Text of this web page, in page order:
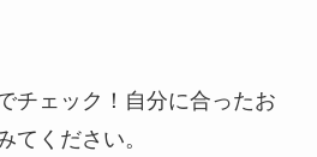
チェック！自分に合ったお
てください。